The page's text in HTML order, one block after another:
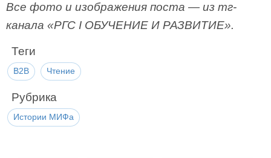
Все фото и изображения поста — из тг-
канала «РГС I ОБУЧЕНИЕ И РАЗВИТИЕ».
Теги
B2B Чтение
Рубрика
Истории МИФа